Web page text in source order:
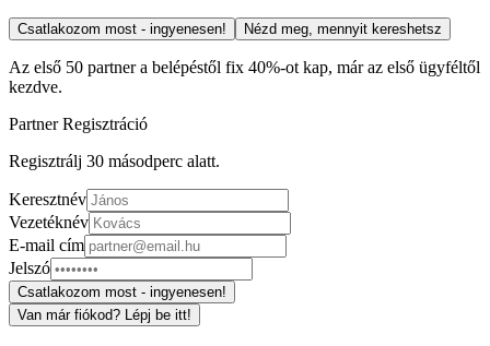
Csatlakozom most - ingyenesen! Nézd meg, mennyit kereshetsz
Az első 50 partner a belépéstől fix 40%-ot kap, már az első ügyféltől
kezdve.
Partner Regisztráció
Regisztrálj 30 másodperc alatt.
Keresztnév
Vezetéknév
E-mail cím
Jelszó
Csatlakozom most - ingyenesen!
Van már fiókod? Lépj be itt!